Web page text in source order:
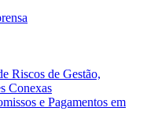
Riscos de Gestão,
Conexas
e Pagamentos em